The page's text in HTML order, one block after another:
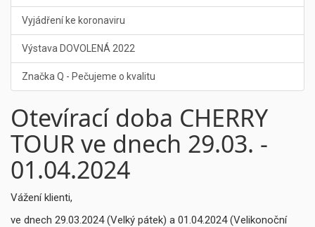
Vyjádření ke koronaviru
Výstava DOVOLENÁ 2022
Značka Q - Pečujeme o kvalitu
Otevírací doba CHERRY
TOUR ve dnech 29.03. -
01.04.2024
Vážení klienti,
ve dnech 29.03.2024 (Velký pátek) a 01.04.2024 (Velikonoční